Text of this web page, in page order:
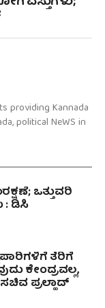
providing Kannada
political NeWS in
ಒತ್ತುವರಿ
: ಡಿಸಿ
ತೆರಿಗೆ
ಕೇಂದ್ರವಲ್ಲ,
ಪ್ರಲ್ಹಾದ್